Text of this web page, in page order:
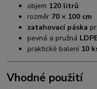
objem 120 litrů
rozměr 70 × 100 cm
zatahovací páska
pevná a pružná
praktické balení 10
Vhodné použití